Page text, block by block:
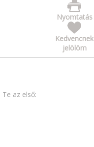
Nyomtatás
Kedvencnek
jelölöm
az első: